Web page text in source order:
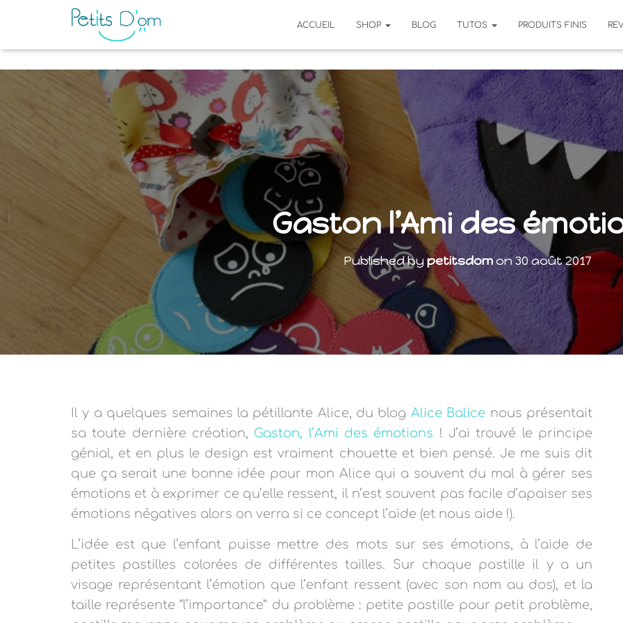
ACCUEIL SHOP BLOG TUTOS PRODUITS FINIS
Gaston l’Ami des
Published by petitsdomon30 août 2017
Il y a quelques semaines la pétillante Alice, du blog Alice Balice nous présentait
sa toute dernière création, Gaston, l’Ami des émotions ! J’ai trouvé le principe
génial, et en plus le design est vraiment chouette et bien pensé. Je me suis dit
que ça serait une bonne idée pour mon Alice qui a souvent du mal à gérer ses
émotions et à exprimer ce qu’elle ressent, il n’est souvent pas facile d’apaiser ses
émotions négatives alors on verra si ce concept l’aide (et nous aide !).
L’idée est que l’enfant puisse mettre des mots sur ses émotions, à l’aide de
petites pastilles colorées de différentes tailles. Sur chaque pastille il y a un
visage représentant l’émotion que l’enfant ressent (avec son nom au dos), et la
taille représente “l’importance” du problème : petite pastille pour petit problème,